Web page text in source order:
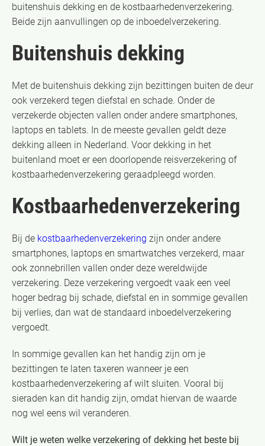
buitenshuis dekking en de kostbaarhedenverzekering.
Beide zijn aanvullingen op de inboedelverzekering.
Buitenshuis dekking
Met de buitenshuis dekking zijn bezittingen buiten de deur
ook verzekerd tegen diefstal en schade. Onder de
verzekerde objecten vallen onder andere smartphones,
laptops en tablets. In de meeste gevallen geldt deze
dekking alleen in Nederland. Voor dekking in het
buitenland moet er een doorlopende reisverzekering of
kostbaarhedenverzekering geraadpleegd worden.
Kostbaarhedenverzekering
Bij de kostbaarhedenverzekering zijn onder andere
smartphones, laptops en smartwatches verzekerd, maar
ook zonnebrillen vallen onder deze wereldwijde
verzekering. Deze verzekering vergoedt vaak een veel
hoger bedrag bij schade, diefstal en in sommige gevallen
bij verlies, dan wat de standaard inboedelverzekering
vergoedt.
In sommige gevallen kan het handig zijn om je
bezittingen te laten taxeren wanneer je een
kostbaarhedenverzekering af wilt sluiten. Vooral bij
sieraden kan dit handig zijn, omdat hiervan de waarde
nog wel eens wil veranderen.
Wilt je weten welke verzekering of dekking het beste bij